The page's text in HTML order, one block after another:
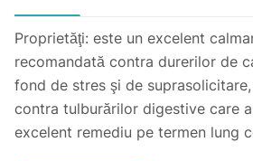
Proprietăţi: este un excelent
recomandată contra durerilor de
fond de stres şi de
contra tulburărilor digestive care
excelent remediu pe termen lung